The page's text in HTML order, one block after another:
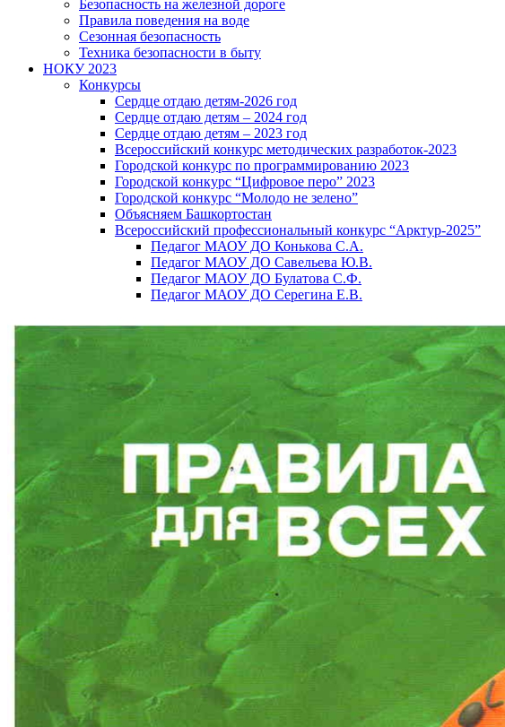
Безопасность на железной дороге
Правила поведения на воде
Сезонная безопасность
Техника безопасности в быту
НОКУ 2023
Конкурсы
Сердце отдаю детям-2026 год
Сердце отдаю детям – 2024 год
Сердце отдаю детям – 2023 год
Всероссийский конкурс методических разработок-2023
Городской конкурс по программированию 2023
Городской конкурс “Цифровое перо” 2023
Городской конкурс “Молодо не зелено”
Объясняем Башкортостан
Всероссийский профессиональный конкурс “Арктур-2025”
Педагог МАОУ ДО Конькова С.А.
Педагог МАОУ ДО Савельева Ю.В.
Педагог МАОУ ДО Булатова С.Ф.
Педагог МАОУ ДО Серегина Е.В.